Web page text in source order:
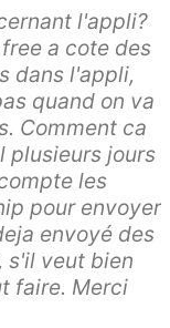
l'appli?
a cote des
dans l'appli,
quand on va
Comment ca
plusieurs jours
les
pour envoyer
envoyé des
s'il veut bien
faire. Merci